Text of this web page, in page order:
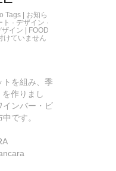
Tags | お知ら
ト · デザイン ·
イン | FOOD
けていません
トを組み、季
作りまし
インバー・ビ
です。